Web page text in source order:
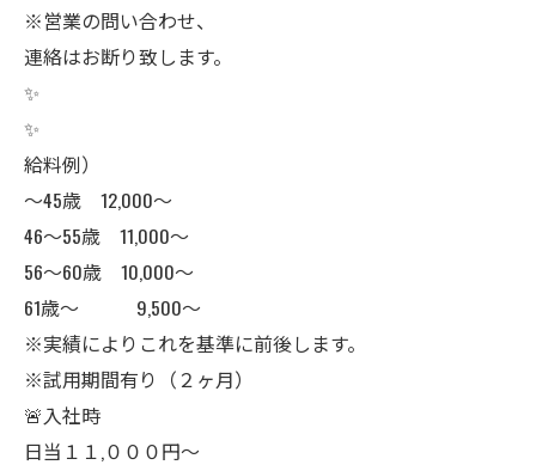
※営業の問い合わせ、
連絡はお断り致します。
✨
✨
給料例）
〜45歳 12,000〜
46〜55歳 11,000〜
56〜60歳 10,000〜
61歳〜 9,500〜
※実績によりこれを基準に前後します。
※試用期間有り（２ヶ月）
🚨入社時
日当１１,０００円〜